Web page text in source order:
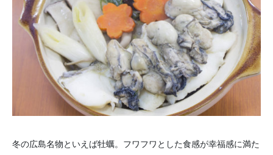
冬の広島名物といえば牡蠣。フワフワとした食感が幸福感に満た